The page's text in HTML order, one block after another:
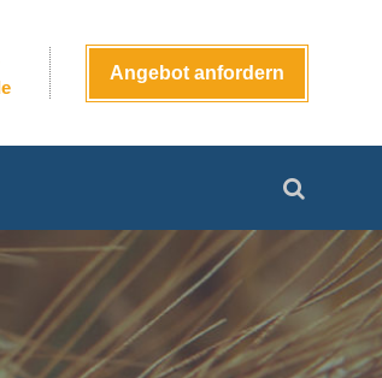
Angebot anfordern
nach: